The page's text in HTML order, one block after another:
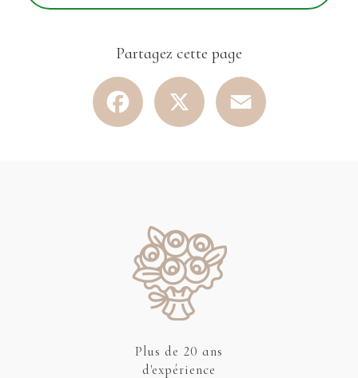
Partagez cette page
Facebook
Plus de 20 ans
d'expérience